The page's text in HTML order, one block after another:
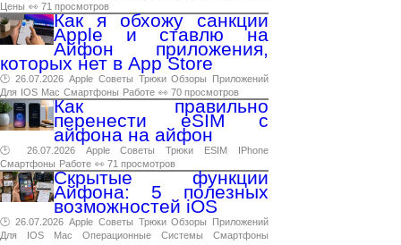
Цены 👀 71 просмотров
Как я обхожу санкции
Apple и ставлю на
Айфон приложения,
которых нет в App Store
🕑 26.07.2026 Apple Советы Трюки Обзоры
Приложений
Для IOS Mac Смартфоны Работе 👀 70 просмотров
Как правильно
перенести eSIM с
айфона на айфон
🕑 26.07.2026 Apple Советы Трюки ESIM
IPhone
Смартфоны Работе 👀 71 просмотров
Скрытые функции
Айфона: 5 полезных
возможностей iOS
🕑 26.07.2026 Apple Советы Трюки Обзоры
Приложений
Для
IOS Mac Операционные Системы
Смартфоны